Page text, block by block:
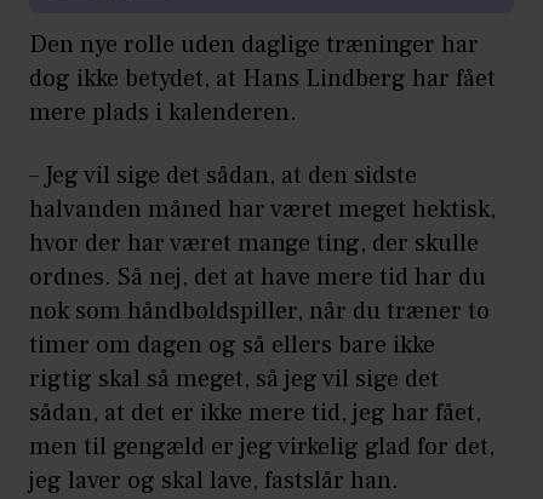
Den nye rolle uden daglige træninger har
dog ikke betydet, at Hans Lindberg har fået
mere plads i kalenderen.
– Jeg vil sige det sådan, at den sidste
halvanden måned har været meget hektisk,
hvor der har været mange ting, der skulle
ordnes. Så nej, det at have mere tid har du
nok som håndboldspiller, når du træner to
timer om dagen og så ellers bare ikke
rigtig skal så meget, så jeg vil sige det
sådan, at det er ikke mere tid, jeg har fået,
men til gengæld er jeg virkelig glad for det,
jeg laver og skal lave, fastslår han.